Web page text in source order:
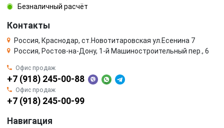
Безналичный расчёт
Контакты
Россия, Краснодар, ст.Новотитаровская ул.Есенина 7
Россия, Ростов-на-Дону, 1-й Машиностроительный пер., 6
Офис продаж
+7 (918) 245-00-88
Офис продаж
+7 (918) 245-00-99
Навигация